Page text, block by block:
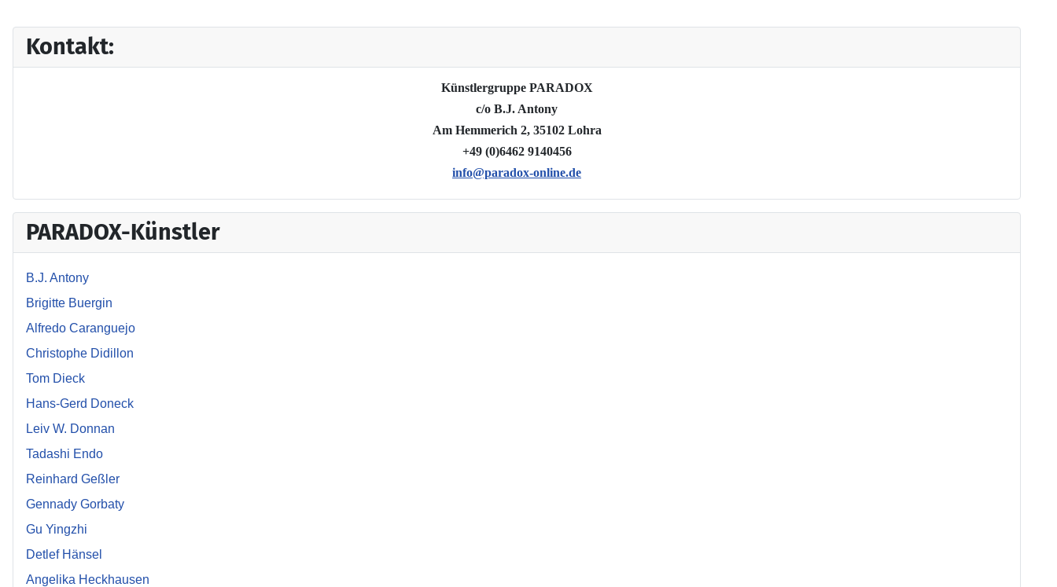
Kontakt:
Künstlergruppe PARADOX
c/o B.J. Antony
Am Hemmerich 2, 35102 Lohra
+49 (0)6462 9140456
info@paradox-online.de
PARADOX-Künstler
B.J. Antony
Brigitte Buergin
Alfredo Caranguejo
Christophe Didillon
Tom Dieck
Hans-Gerd Doneck
Leiv W. Donnan
Tadashi Endo
Reinhard Geßler
Gennady Gorbaty
Gu Yingzhi
Detlef Hänsel
Angelika Heckhausen